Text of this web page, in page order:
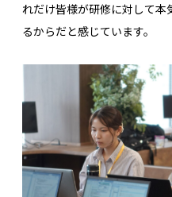
れだけ皆様が研修に対して
るからだと感じています。